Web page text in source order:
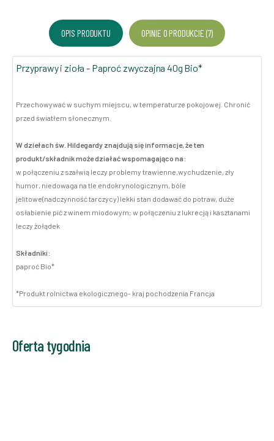
OPIS PRODUKTU OPINIE O PRODUKCIE (7)
Przyprawy i zioła - Paproć zwyczajna 40g Bio*
Przechowywać w suchym miejscu, w temperaturze pokojowej. Chronić
przed światłem słonecznym.
W dziełach św. Hildegardy znajdują się informacje, że ten
produkt/składnik może działać wspomagająco na:
w połączeniu z szałwią leczy problemy trawienne,wychudzenie, zły
humor, niedowaga na tle endokrynologicznym, bóle
jelitowe(nadczynność tarczycy) lekki stan dodawać do potraw, duże
osłabienie pić z winem miodowym; w połączeniu z lukrecją i kasztanami
leczy żołądek
Składniki:
paproć Bio*
*Produkt rolnictwa ekologicznego- kraj pochodzenia Francja
Oferta tygodnia